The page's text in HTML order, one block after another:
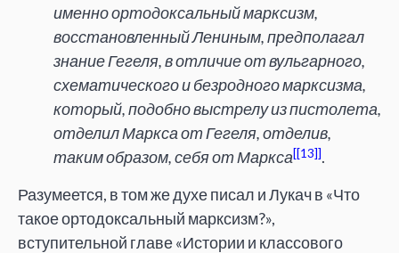
именно ортодоксальный марксизм,
восстановленный Лениным, предполагал
знание Гегеля, в отличие от вульгарного,
схематического и безродного марксизма,
который, подобно выстрелу из пистолета,
отделил Маркса от Гегеля, отделив,
таким образом, себя от Маркса [13] .
Разумеется, в том же духе писал и Лукач в «Что
такое ортодоксальный марксизм?»,
вступительной главе «Истории и классового